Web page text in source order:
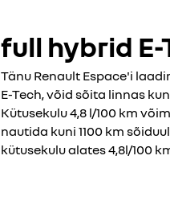
full hybrid E-
Tänu Renault Espace'i
E-Tech, võid sõita linnas
Kütusekulu 4,8 l/100 km
nautida kuni 1100 km
kütusekulu alates 4,8l/100